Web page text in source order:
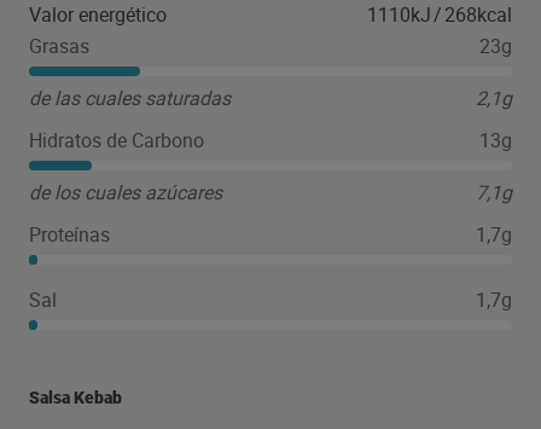
Valor energético 1110kJ/268kcal
Grasas
23g
de las cuales saturadas
2,1g
Hidratos de Carbono
13g
de los cuales azúcares
7,1g
Proteínas
1,7g
Sal 1,7g
Salsa Kebab